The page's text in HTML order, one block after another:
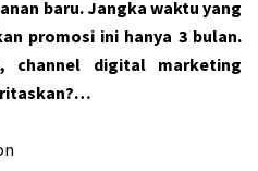
baru. Jangka waktu yang
promosi ini hanya 3 bulan.
channel digital marketing